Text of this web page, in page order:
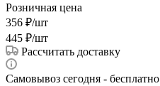
Розничная цена
356 ₽/шт
445 ₽/шт
Рассчитать доставку
Самовывоз сегодня - бесплатно